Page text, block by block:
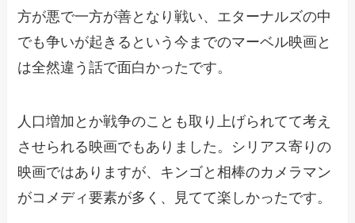
方が悪で一方が善となり戦い、エターナルズの中
でも争いが起きるという今までのマーベル映画と
は全然違う話で面白かったです。
人口増加とか戦争のことも取り上げられてて考え
させられる映画でもありました。シリアス寄りの
映画ではありますが、キンゴと相棒のカメラマン
がコメディ要素が多く、見てて楽しかったです。